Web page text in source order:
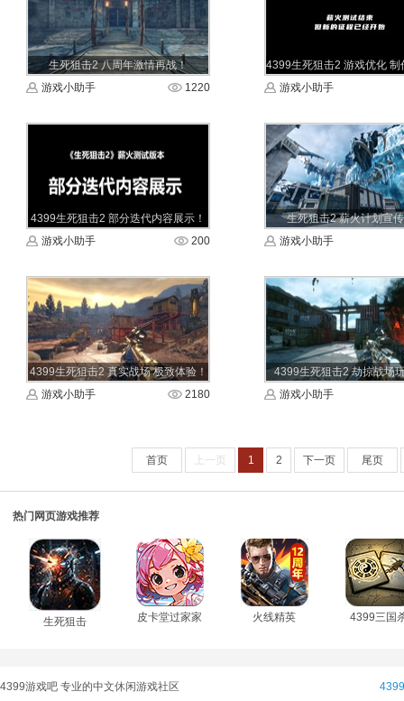
生死狙击2 八周年激情再战！
游戏小助手
1220 游戏小助手
4399生死狙击2 部分迭代内容展示！
游戏小助手
200
生死狙击2 薪火计划宣
游戏小助手
4399生死狙击2 真实战场 极致体验！
游戏小助手
2180
4399生死狙击2 劫掠战场
游戏小助手
首页 上一页 1 2 下一页 尾页
热门网页游戏推荐
生死狙击 皮卡堂过家家 火线精英 4399三国
4399游戏吧 专业的中文休闲游戏社区